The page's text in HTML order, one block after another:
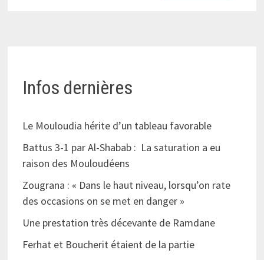
Infos dernières
Le Mouloudia hérite d’un tableau favorable
Battus 3-1 par Al-Shabab : La saturation a eu
raison des Mouloudéens
Zougrana : « Dans le haut niveau, lorsqu’on rate
des occasions on se met en danger »
Une prestation très décevante de Ramdane
Ferhat et Boucherit étaient de la partie